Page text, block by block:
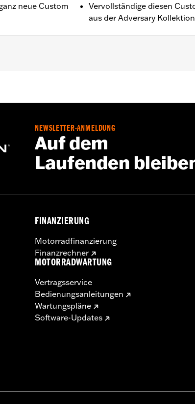
neue Custom
Vervollständige diesen
aus der Adversary Kollektion
und Installationsanleitung
NEWSLETTER-ANMELDUNG
Auf dem
Laufenden
FINANZIERUNG
Motorradfinanzierung
Finanzrechner
MOTORRADWARTUNG
Vertragsservice
Bedienungsanleitungen
Wartungspläne
Software-Updates